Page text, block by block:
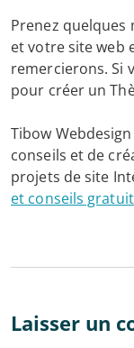
Prenez
et votre site web
remercierons. Si
pour créer un
Tibow
conseils et de
projets de site
et conseils
Laisser un